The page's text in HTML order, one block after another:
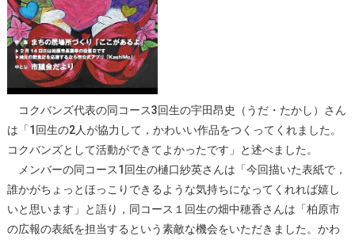
コクバンズ代表の同コース3回生の宇田昂史（うだ・たかし）さん
は「1回生の2人が協力して，かわいい作品をつくってくれました。
コクバンズとして活動ができてよかったです」と述べました。
メンバーの同コース1回生の樋口紗英さんは「今回描いた表紙で，
誰かがちょっとほっこりできるような気持ちになってくれれば嬉し
いと思います」と語り，同コース１回生の畑中穂香さんは「柏原市
の広報の表紙を担当するという素敵な機会をいただきました。かわ